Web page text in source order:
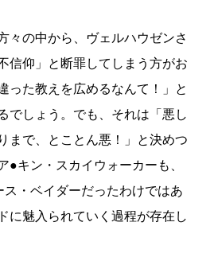
々の中から、ヴェルハウゼンさ
信仰」と断罪してしまう方がお
った教えを広めるなんて！」と
でしょう。でも、それは「悪し
まで、とことん悪！」と決めつ
●キン・スカイウォーカーも、
・ベイダーだったわけではあ
に魅入られていく過程が存在し